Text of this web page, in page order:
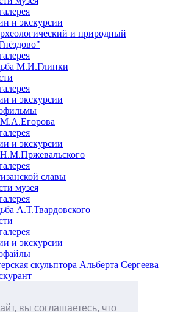
вы соглашаетесь, что
и экскурсии
и природный
М.И.Глинки
и экскурсии
и экскурсии
славы
музея
А.Т.Твардовского
и экскурсии
скульптора Альберта Сергеева